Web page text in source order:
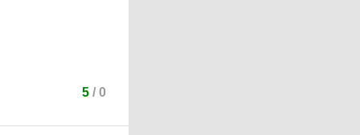
5/ 0